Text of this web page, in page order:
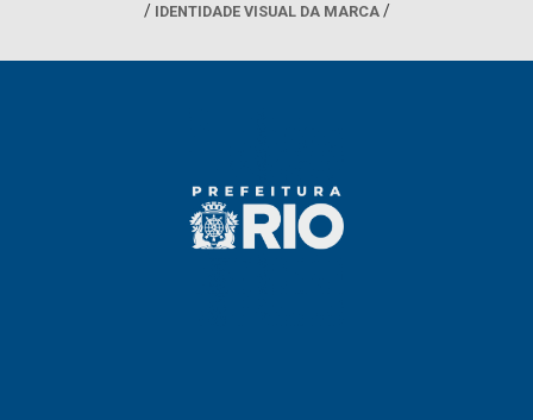
IDENTIDADE VISUAL DA MARCA